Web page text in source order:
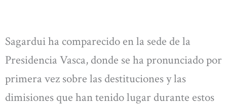
Sagardui ha comparecido en la sede de la
Presidencia Vasca, donde se ha pronunciado por
primera vez sobre las destituciones y las
dimisiones que han tenido lugar durante estos